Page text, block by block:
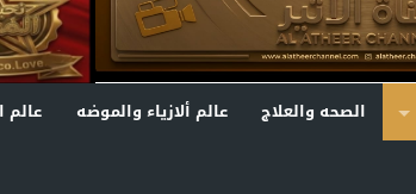
الصحه والعلاج عالم ألازياء والموضه عالم